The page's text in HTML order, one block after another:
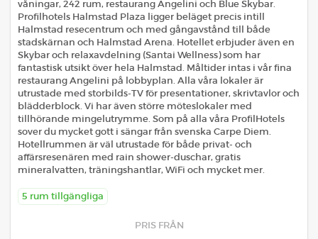
våningar, 242 rum, restaurang Angelini och Blue Skybar.
Profilhotels Halmstad Plaza ligger beläget precis intill
Halmstad resecentrum och med gångavstånd till både
stadskärnan och Halmstad Arena. Hotellet erbjuder även en
Skybar och relaxavdelning (Santai Wellness) som har
fantastisk utsikt över hela Halmstad. Måltider intas i vår fina
restaurang Angelini på lobbyplan. Alla våra lokaler är
utrustade med storbilds-TV för presentationer, skrivtavlor och
blädderblock. Vi har även större möteslokaler med
tillhörande mingelutrymme. Som på alla våra ProfilHotels
sover du mycket gott i sängar från svenska Carpe Diem.
Hotellrummen är väl utrustade för både privat- och
affärsresenären med rain shower-duschar, gratis
mineralvatten, träningshantlar, WiFi och mycket mer.
5 rum tillgängliga
PRIS FRÅN